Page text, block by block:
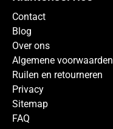
Contact
Blog
Over ons
Algemene voorwaarden
Ruilen en retourneren
Privacy
Sitemap
FAQ